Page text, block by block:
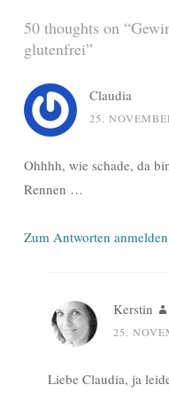
50 thoughts on “
glutenfrei”
Claudia
25.
Ohhhh, wie schade, da
Rennen …
Zum Antworten anmelden
Kerstin
25.
Liebe Claudia, ja